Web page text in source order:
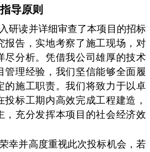
导原则
研读并详细审查了本项目的招标
报告，实地考察了施工现场，对
尽分析。凭借我公司雄厚的技术
管理经验，我们坚信能够全面履
的施工职责。我们将致力于以卓
投标工期内高效完成工程建造，
，充分发挥本项目的社会经济效
幸并高度重视此次投标机会，若